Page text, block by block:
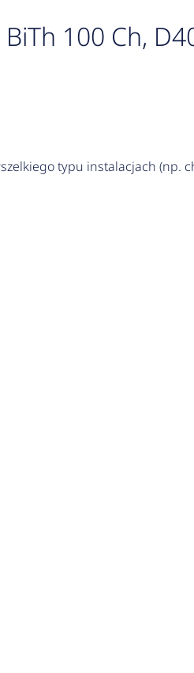
100 Ch,
typu instalacjach (np.